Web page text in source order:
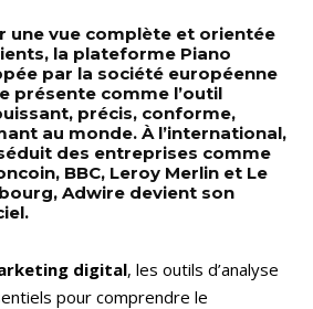
une vue complète et orientée
la plateforme Piano
par la société européenne
présente comme l’outil
précis, conforme,
au monde. À l’international,
des entreprises comme
BBC, Leroy Merlin et Le
Adwire devient son
digital, les outils d’analyse
pour comprendre le